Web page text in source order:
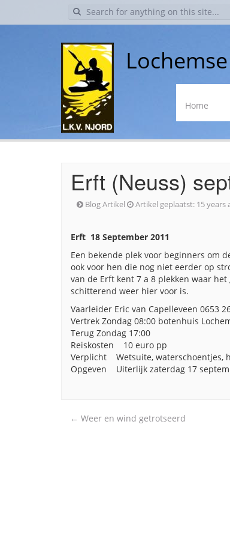
Search
Skip
Home
Erft (Neuss)
Blog Artikel Artikel geplaatst: 15 years
Erft 18 September 2011
Een bekende plek voor beginners om
ook voor hen die nog niet eerder op
van de Erft kent 7 a 8 plekken waar
schitterend weer hier voor is.
Vaarleider Eric van Capelleveen 0653
Vertrek Zondag 08:00 botenhuis
Terug Zondag 17:00
Reiskosten 10 euro pp
Verplicht Wetsuite, waterschoentjes,
Opgeven Uiterlijk zaterdag 17
Post
← Weer en wind getrotseerd